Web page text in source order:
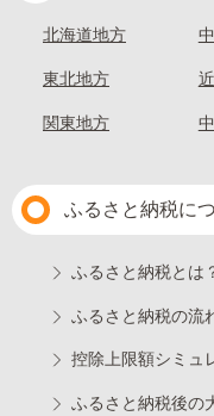
北海道地方
東北地方
関東地方
ふるさと納税に
ふるさと納税とは
ふるさと納税の流
控除上限額シミュ
ふるさと納税後の